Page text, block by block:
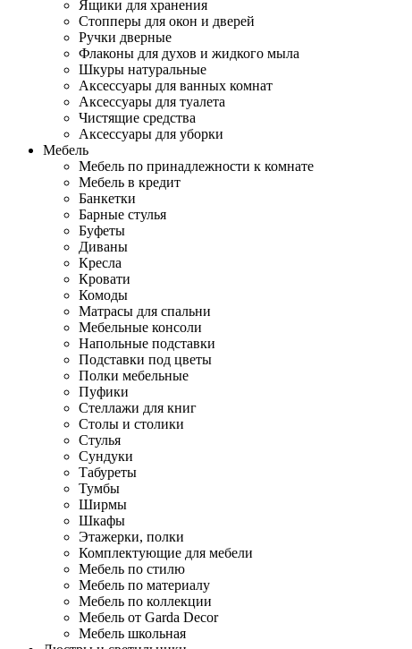
Ящики для хранения
Стопперы для окон и дверей
Ручки дверные
Флаконы для духов и жидкого мыла
Шкуры натуральные
Аксессуары для ванных комнат
Аксессуары для туалета
Чистящие средства
Аксессуары для уборки
Мебель
Мебель по принадлежности к комнате
Мебель в кредит
Банкетки
Барные стулья
Буфеты
Диваны
Кресла
Кровати
Комоды
Матрасы для спальни
Мебельные консоли
Напольные подставки
Подставки под цветы
Полки мебельные
Пуфики
Стеллажи для книг
Столы и столики
Стулья
Сундуки
Табуреты
Тумбы
Ширмы
Шкафы
Этажерки, полки
Комплектующие для мебели
Мебель по стилю
Мебель по материалу
Мебель по коллекции
Мебель от Garda Decor
Мебель школьная